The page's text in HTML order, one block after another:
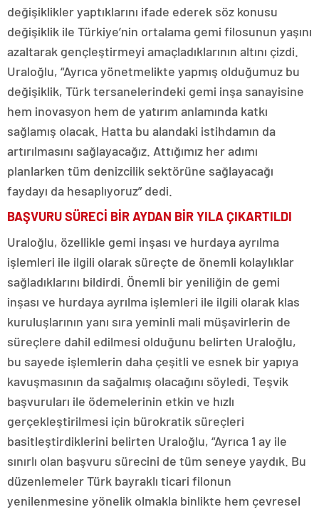
değişiklikler yaptıklarını ifade ederek söz konusu
değişiklik ile Türkiye’nin ortalama gemi filosunun yaşını
azaltarak gençleştirmeyi amaçladıklarının altını çizdi.
Uraloğlu, “Ayrıca yönetmelikte yapmış olduğumuz bu
değişiklik, Türk tersanelerindeki gemi inşa sanayisine
hem inovasyon hem de yatırım anlamında katkı
sağlamış olacak. Hatta bu alandaki istihdamın da
artırılmasını sağlayacağız. Attığımız her adımı
planlarken tüm denizcilik sektörüne sağlayacağı
faydayı da hesaplıyoruz” dedi.
BAŞVURU SÜRECİ BİR AYDAN BİR YILA ÇIKARTILDI
Uraloğlu, özellikle gemi inşası ve hurdaya ayrılma
işlemleri ile ilgili olarak süreçte de önemli kolaylıklar
sağladıklarını bildirdi. Önemli bir yeniliğin de gemi
inşası ve hurdaya ayrılma işlemleri ile ilgili olarak klas
kuruluşlarının yanı sıra yeminli mali müşavirlerin de
süreçlere dahil edilmesi olduğunu belirten Uraloğlu,
bu sayede işlemlerin daha çeşitli ve esnek bir yapıya
kavuşmasının da sağalmış olacağını söyledi. Teşvik
başvuruları ile ödemelerinin etkin ve hızlı
gerçekleştirilmesi için bürokratik süreçleri
basitleştirdiklerini belirten Uraloğlu, “Ayrıca 1 ay ile
sınırlı olan başvuru sürecini de tüm seneye yaydık. Bu
düzenlemeler Türk bayraklı ticari filonun
yenilenmesine yönelik olmakla binlikte hem çevresel